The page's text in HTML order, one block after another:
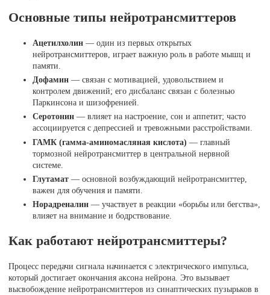
Основные типы нейротрансмиттеров
Ацетилхолин — один из первых открытых
нейротрансмиттеров, играет важную роль в работе мышц и
памяти.
Дофамин — связан с мотивацией, удовольствием и
контролем движений; его дисбаланс связан с болезнью
Паркинсона и шизофренией.
Серотонин — влияет на настроение, сон и аппетит; часто
ассоциируется с депрессией и тревожными расстройствами.
ГАМК (гамма-аминомасляная кислота) — главный
тормозной нейротрансмиттер в центральной нервной
системе.
Глутамат — основной возбуждающий нейротрансмиттер,
важен для обучения и памяти.
Норадреналин — участвует в реакции «борьбы или бегства»,
влияет на внимание и бодрствование.
Как работают нейротрансмиттеры?
Процесс передачи сигнала начинается с электрического импульса,
который достигает окончания аксона нейрона. Это вызывает
высвобождение нейротрансмиттеров из синаптических пузырьков в